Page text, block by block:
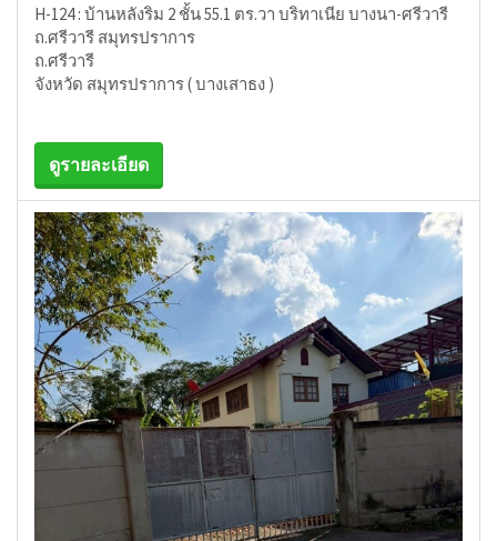
H-124 : บ้านหลังริม 2 ชั้น 55.1 ตร.วา บริทาเนีย บางนา-ศรีวารี
ถ.ศรีวารี สมุทรปราการ
ถ.ศรีวารี
จังหวัด สมุทรปราการ ( บางเสาธง )
ดูรายละเอียด